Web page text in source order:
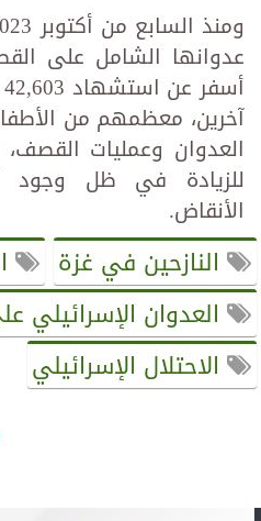
عدوانها الشامل على
آخرين، معظمهم من
العدوان وعمليات
للزيادة في ظل وجود
الأنقاض.
النازحين في غزة
العدوان الإسرائيلي
الاحتلال الإسرائيلي